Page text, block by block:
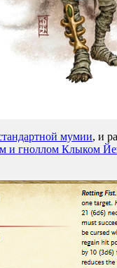
мумии, и
и гноллом Клыком